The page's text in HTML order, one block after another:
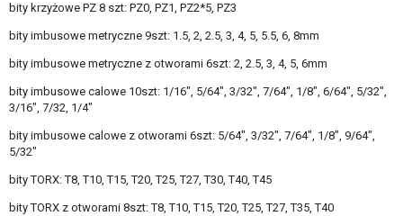
bity krzyżowe PZ 8 szt: PZ0, PZ1, PZ2*5, PZ3
bity imbusowe metryczne 9szt: 1.5, 2, 2.5, 3, 4, 5, 5.5, 6, 8mm
bity imbusowe metryczne z otworami 6szt: 2, 2.5, 3, 4, 5, 6mm
bity imbusowe calowe 10szt: 1/16", 5/64", 3/32", 7/64", 1/8", 6/64", 5/32",
3/16", 7/32, 1/4"
bity imbusowe calowe z otworami 6szt: 5/64", 3/32", 7/64", 1/8", 9/64",
5/32"
bity TORX: T8, T10, T15, T20, T25, T27, T30, T40, T45
bity TORX z otworami 8szt: T8, T10, T15, T20, T25, T27, T35, T40